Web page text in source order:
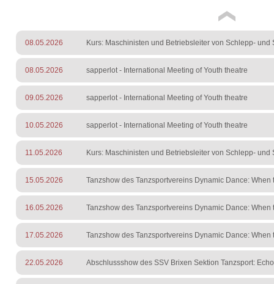
08.05.2026 Kurs: Maschinisten und Betriebsleiter von Schlepp- und
08.05.2026 sapperlot - International Meeting of Youth theatre
09.05.2026 sapperlot - International Meeting of Youth theatre
10.05.2026 sapperlot - International Meeting of Youth theatre
11.05.2026 Kurs: Maschinisten und Betriebsleiter von Schlepp- und
15.05.2026 Tanzshow des Tanzsportvereins Dynamic Dance:
16.05.2026 Tanzshow des Tanzsportvereins Dynamic Dance:
17.05.2026 Tanzshow des Tanzsportvereins Dynamic Dance:
22.05.2026 Abschlussshow des SSV Brixen Sektion Tanzsport: